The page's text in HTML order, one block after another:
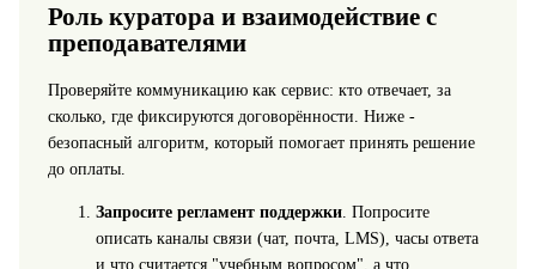
Роль куратора и взаимодействие с
преподавателями
Проверяйте коммуникацию как сервис: кто отвечает, за
сколько, где фиксируются договорённости. Ниже -
безопасный алгоритм, который помогает принять решение
до оплаты.
Запросите регламент поддержки. Попросите
описать каналы связи (чат, почта, LMS), часы ответа
и что считается "учебным вопросом", а что